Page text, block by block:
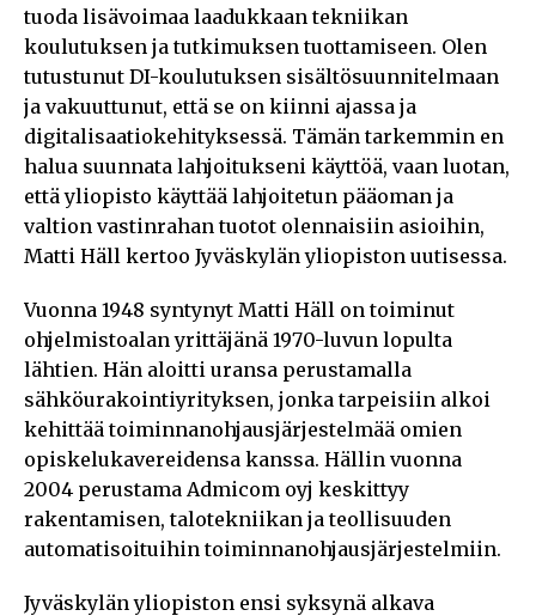
tuoda lisävoimaa laadukkaan tekniikan
koulutuksen ja tutkimuksen tuottamiseen. Olen
tutustunut DI-koulutuksen sisältösuunnitelmaan
ja vakuuttunut, että se on kiinni ajassa ja
digitalisaatiokehityksessä. Tämän tarkemmin en
halua suunnata lahjoitukseni käyttöä, vaan luotan,
että yliopisto käyttää lahjoitetun pääoman ja
valtion vastinrahan tuotot olennaisiin asioihin,
Matti Häll kertoo Jyväskylän yliopiston uutisessa.
Vuonna 1948 syntynyt Matti Häll on toiminut
ohjelmistoalan yrittäjänä 1970-luvun lopulta
lähtien. Hän aloitti uransa perustamalla
sähköurakointiyrityksen, jonka tarpeisiin alkoi
kehittää toiminnanohjausjärjestelmää omien
opiskelukavereidensa kanssa. Hällin vuonna
2004 perustama Admicom oyj keskittyy
rakentamisen, talotekniikan ja teollisuuden
automatisoituihin toiminnanohjausjärjestelmiin.
Jyväskylän yliopiston ensi syksynä alkava